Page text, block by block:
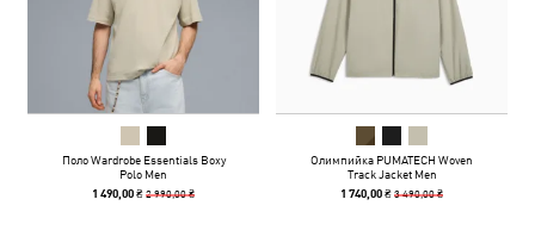
Поло Wardrobe Essentials Boxy
Polo Men
1 490,00 ₴2 990,00 ₴
Олимпийка PUMATECH Woven
Track Jacket Men
1 740,00 ₴3 490,00 ₴